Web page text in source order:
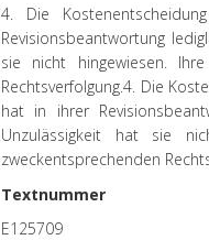
4. Die
Revisionsbeantwortung
sie nicht hingewiesen.
Rechtsverfolgung.4. Die
hat in ihrer
Unzulässigkeit hat sie
zweckentsprechenden
Textnummer
E125709